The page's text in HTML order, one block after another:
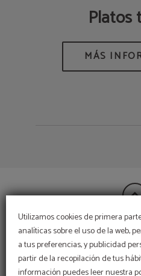
Utilizamos cookies de primera
analíticas sobre el uso de la web,
a tus preferencias, y publicidad
partir de la recopilación de tus
información puedes leer nuestra
Platos
CONTACTO
¡Contacta con nosotros!
LLámanos: 956 802260Completa tu